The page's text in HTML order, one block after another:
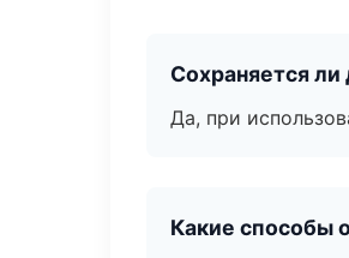
Сохраняется ли
Да, при
Какие способы